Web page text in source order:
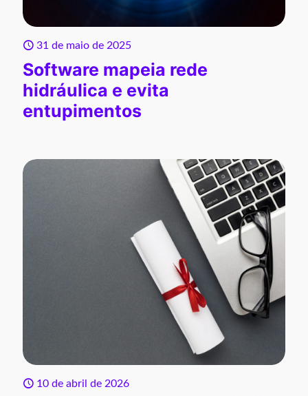
31 de maio de 2025
Software mapeia rede
hidráulica e evita
entupimentos
10 de abril de 2026